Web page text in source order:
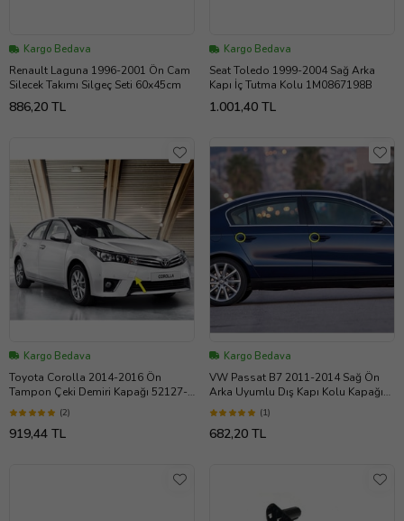
Kargo Bedava
Renault Laguna 1996-2001 Ön Cam
Silecek Takımı Silgeç Seti 60x45cm
886,20 TL
Kargo Bedava
Seat Toledo 1999-2004 Sağ Arka
Kapı İç Tutma Kolu 1M0867198B
1.001,40 TL
Kargo Bedava
Toyota Corolla 2014-2016 Ön
Tampon Çeki Demiri Kapağı 52127-
02921
(2)
919,44 TL
Kargo Bedava
VW Passat B7 2011-2014 Sağ Ön
Arka Uyumlu Dış Kapı Kolu Kapağı
3C0837880A
(1)
682,20 TL